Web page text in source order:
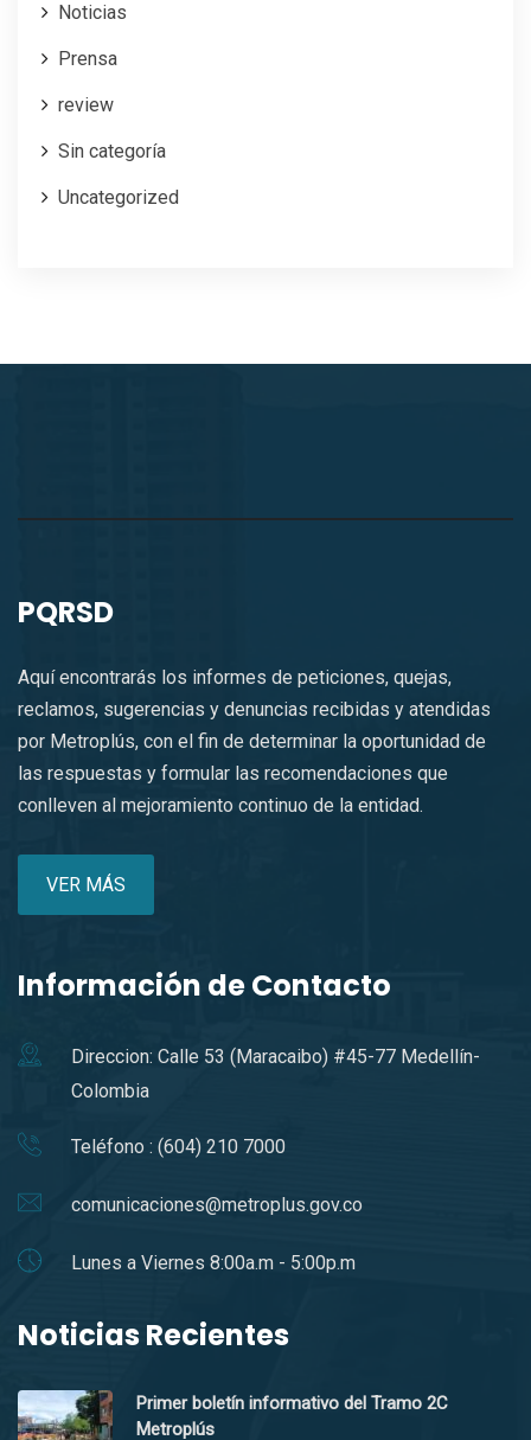
Noticias
Prensa
review
Sin categoría
Uncategorized
PQRSD
Aquí encontrarás los informes de peticiones, quejas,
reclamos, sugerencias y denuncias recibidas y atendidas
por Metroplús, con el fin de determinar la oportunidad de
las respuestas y formular las recomendaciones que
conlleven al mejoramiento continuo de la entidad.
VER MÁS
Información de Contacto
Direccion: Calle 53 (Maracaibo) #45-77 Medellín-
Colombia
Teléfono : (604) 210 7000
comunicaciones@metroplus.gov.co
Lunes a Viernes 8:00a.m - 5:00p.m
Noticias Recientes
Primer boletín informativo del Tramo 2C
Metroplús